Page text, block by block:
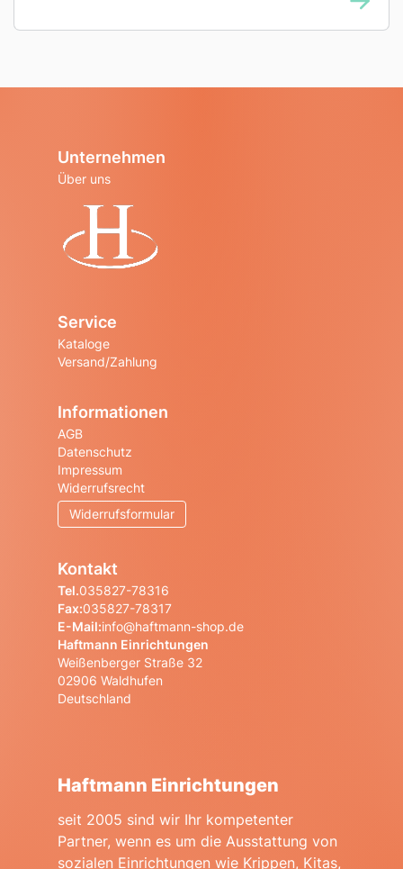
Unternehmen
Über uns
Service
Kataloge
Versand/Zahlung
Informationen
AGB
Datenschutz
Impressum
Widerrufsrecht
Widerrufsformular
Kontakt
Tel.035827-78316
Fax:035827-78317
E-Mail:info@haftmann-shop.de
Haftmann Einrichtungen
Weißenberger Straße 32
02906 Waldhufen
Deutschland
Haftmann Einrichtungen
seit 2005 sind wir Ihr kompetenter
Partner, wenn es um die Ausstattung von
sozialen Einrichtungen wie Krippen, Kitas,